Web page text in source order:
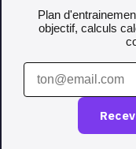
Plan
objectif, calculs